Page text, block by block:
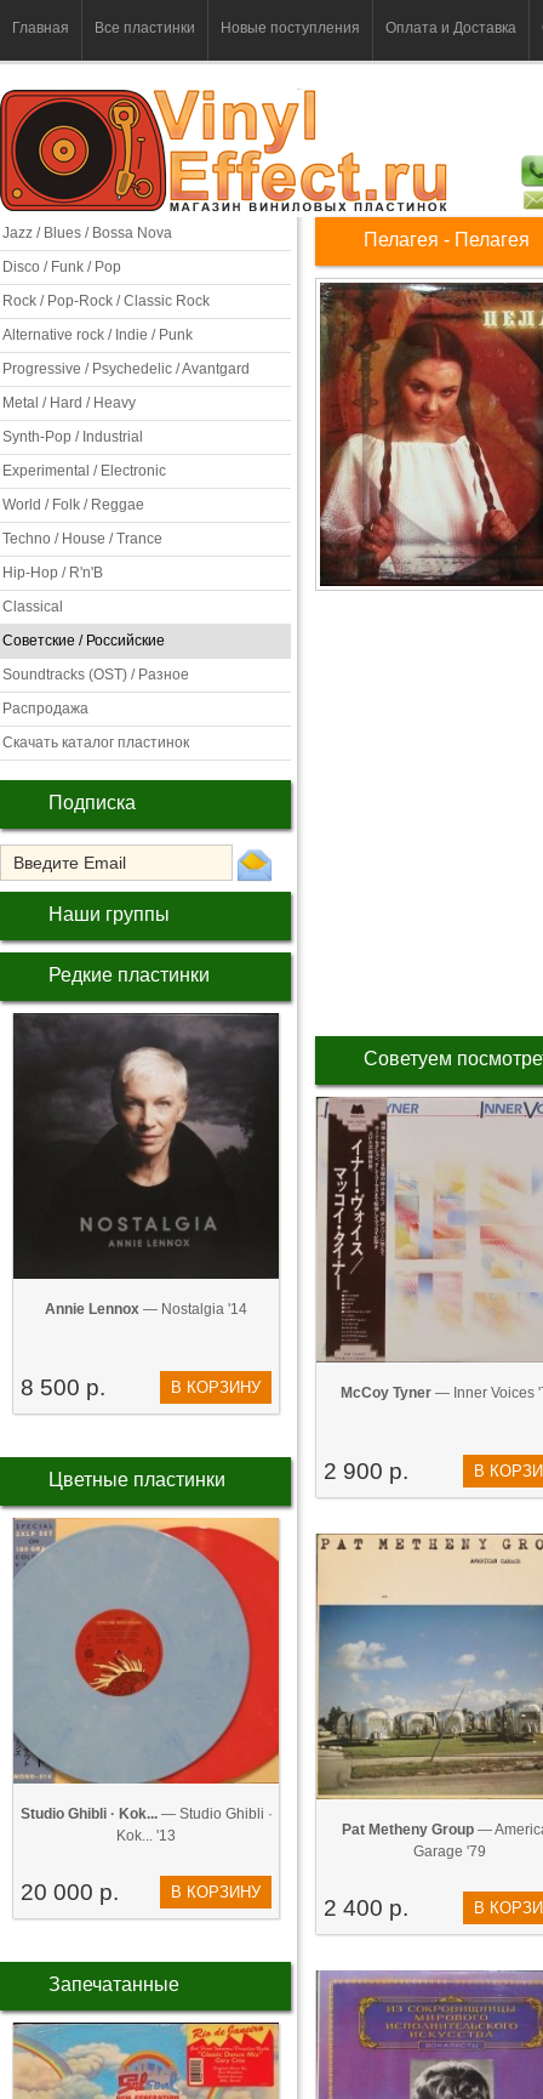
Главная Все пластинки Новые поступления Оплата и Доставка
Jazz / Blues / Bossa Nova
Disco / Funk / Pop
Rock / Pop-Rock / Classic Rock
Alternative rock / Indie / Punk
Progressive / Psychedelic / Avantgard
Metal / Hard / Heavy
Synth-Pop / Industrial
Experimental / Electronic
World / Folk / Reggae
Techno / House / Trance
Hip-Hop / R'n'B
Classical
Советские / Российские
Soundtracks (OST) / Разное
Распродажа
Скачать каталог пластинок
Подписка
Наши группы
Редкие пластинки
Annie Lennox — Nostalgia '14
8 500 р. В КОРЗИНУ
Цветные пластинки
Studio Ghibli · Kok...— Studio Ghibli ·
Kok... '13
20 000 р. В КОРЗИНУ
Запечатанные
Пелагея - Пелагея
Советуем
McCoy Tyner — Inner Voices
2 900 р. В
Pat Metheny Group—
Garage '79
2 400 р. В